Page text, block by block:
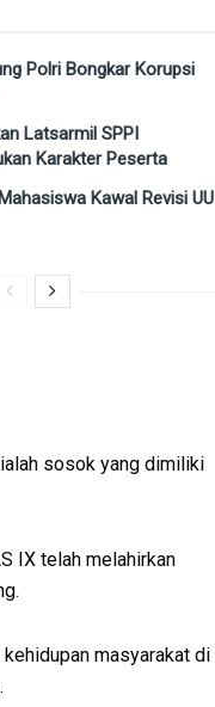
Polri Bongkar Korupsi
Latsarmil SPPI
Karakter Peserta
Kawal Revisi UU
sosok yang dimiliki
IX telah melahirkan
masyarakat di